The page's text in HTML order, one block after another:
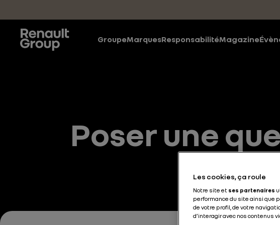
GroupeMarquesResponsabilitéMagazine
Poser une
Les cookies, ça roule
Notre site et ses partenaires
performance du site ainsi que
de votre profil, de votre
d’interagir avec nos contenus